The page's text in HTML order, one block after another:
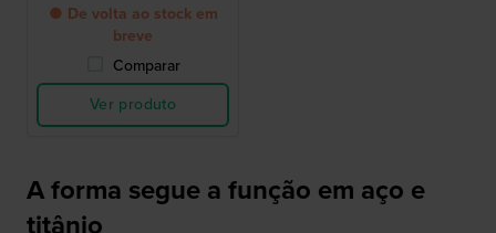
● De volta ao stock em
breve
Comparar
Ver produto
A forma segue a função em aço e
titânio